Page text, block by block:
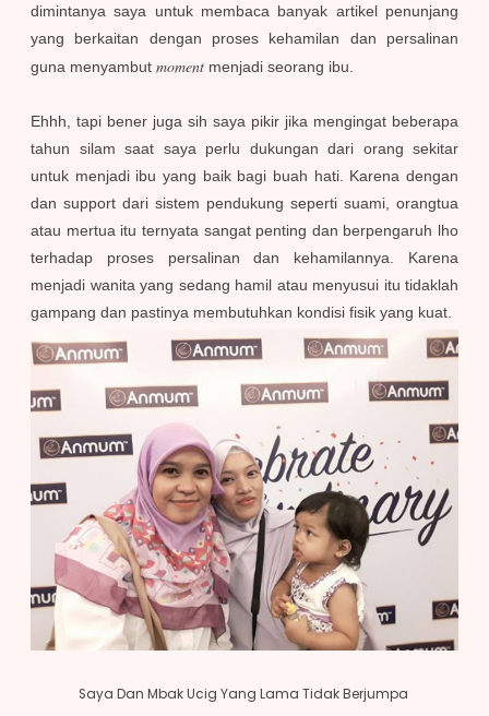
dimintanya saya untuk membaca banyak artikel penunjang
yang berkaitan dengan proses kehamilan dan persalinan
guna menyambut moment menjadi seorang ibu.
Ehhh, tapi bener juga sih saya pikir jika mengingat beberapa
tahun silam saat saya perlu dukungan dari orang sekitar
untuk menjadi ibu yang baik bagi buah hati. Karena dengan
dan support dari sistem pendukung seperti suami, orangtua
atau mertua itu ternyata sangat penting dan berpengaruh lho
terhadap proses persalinan dan kehamilannya. Karena
menjadi wanita yang sedang hamil atau menyusui itu tidaklah
gampang dan pastinya membutuhkan kondisi fisik yang kuat.
Saya Dan Mbak Ucig Yang Lama Tidak Berjumpa